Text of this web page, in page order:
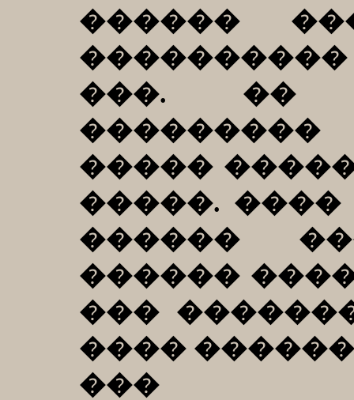
������
���. ��
�����
�����.
������
������
���
����
���